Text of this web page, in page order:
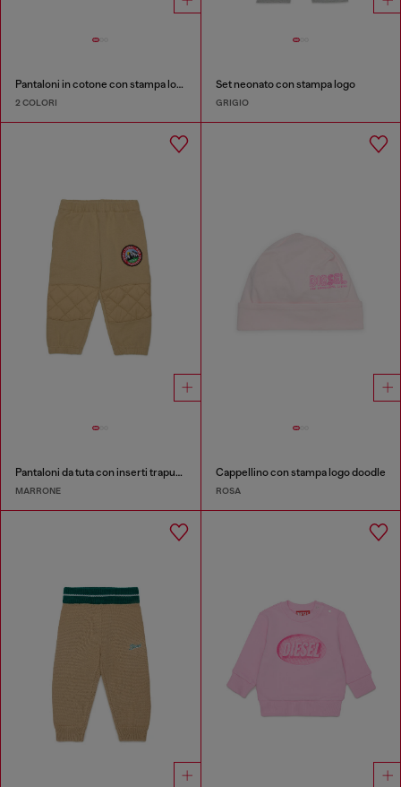
Pantaloni in cotone con stampa logo
2 COLORI
Set neonato con stampa logo
GRIGIO
Pantaloni da tuta con inserti trapuntati sulle ginocchia
MARRONE
Cappellino con stampa logo doodle
ROSA